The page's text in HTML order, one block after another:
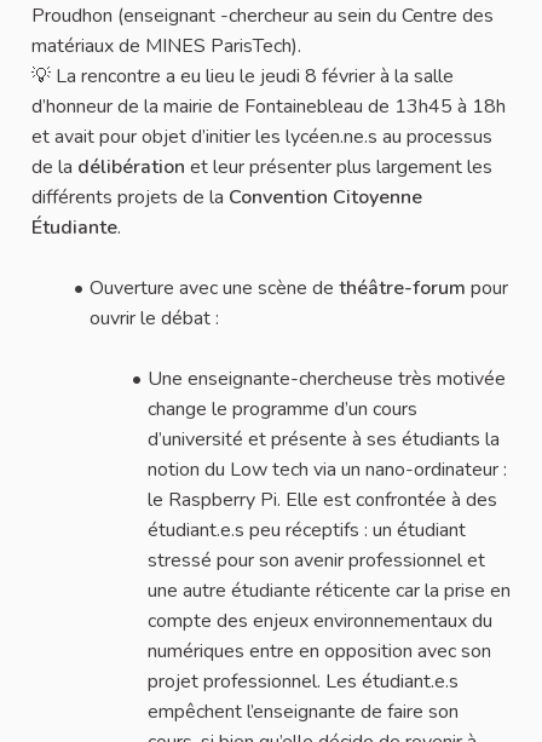
Proudhon (enseignant -chercheur au sein du Centre des
matériaux de MINES ParisTech).
💡 La rencontre a eu lieu le jeudi 8 février à la salle
d’honneur de la mairie de Fontainebleau de 13h45 à 18h
et avait pour objet d’initier les lycéen.ne.s au processus
de la délibération et leur présenter plus largement les
différents projets de la Convention Citoyenne
Étudiante.
Ouverture avec une scène de théâtre-forum pour
ouvrir le débat :
Une enseignante-chercheuse très motivée
change le programme d’un cours
d’université et présente à ses étudiants la
notion du Low tech via un nano-ordinateur :
le Raspberry Pi. Elle est confrontée à des
étudiant.e.s peu réceptifs : un étudiant
stressé pour son avenir professionnel et
une autre étudiante réticente car la prise en
compte des enjeux environnementaux du
numériques entre en opposition avec son
projet professionnel. Les étudiant.e.s
empêchent l’enseignante de faire son